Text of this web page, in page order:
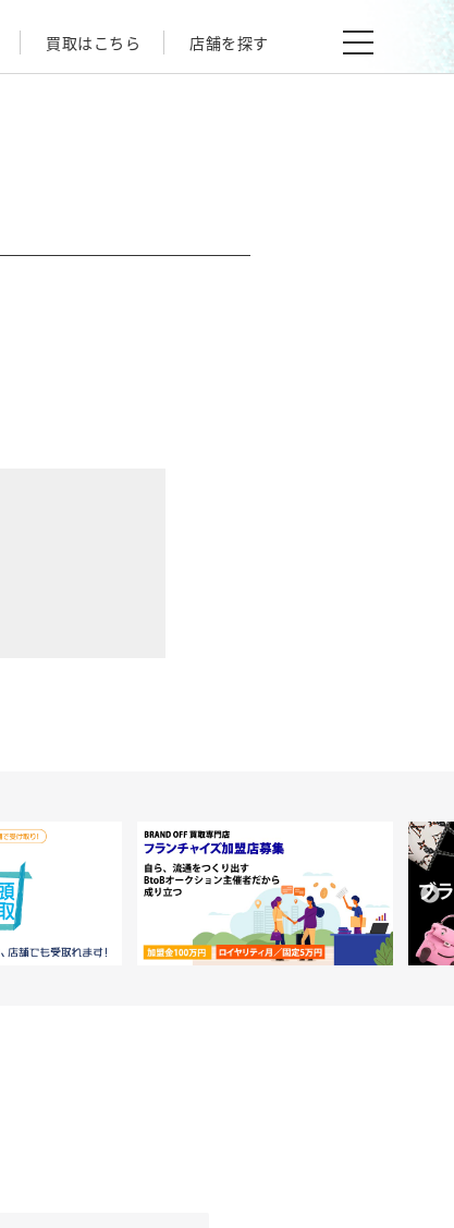
買取はこちら 店舗を探す